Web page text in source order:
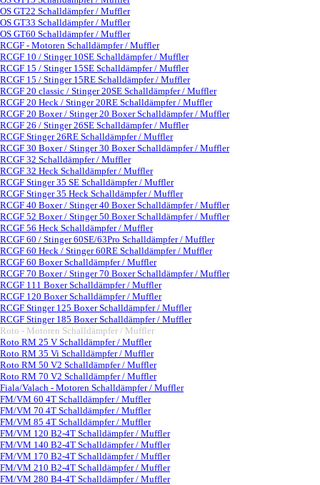
OS GT22 Schalldämpfer / Muffler
OS GT33 Schalldämpfer / Muffler
OS GT60 Schalldämpfer / Muffler
RCGF - Motoren Schalldämpfer / Muffler▼
RCGF 10 / Stinger 10SE Schalldämpfer / Muffler
RCGF 15 / Stinger 15SE Schalldämpfer / Muffler
RCGF 15 / Stinger 15RE Schalldämpfer / Muffler
RCGF 20 classic / Stinger 20SE Schalldämpfer / Muffler
RCGF 20 Heck / Stinger 20RE Schalldämpfer / Muffler
RCGF 20 Boxer / Stinger 20 Boxer Schalldämpfer / Muffler
RCGF 26 / Stinger 26SE Schalldämpfer / Muffler
RCGF Stinger 26RE Schalldämpfer / Muffler
RCGF 30 Boxer / Stinger 30 Boxer Schalldämpfer / Muffler
RCGF 32 Schalldämpfer / Muffler
RCGF 32 Heck Schalldämpfer / Muffler
RCGF Stinger 35 SE Schalldämpfer / Muffler
RCGF Stinger 35 Heck Schalldämpfer / Muffler
RCGF 40 Boxer / Stinger 40 Boxer Schalldämpfer / Muffler
RCGF 52 Boxer / Stinger 50 Boxer Schalldämpfer / Muffler
RCGF 56 Heck Schalldämpfer / Muffler
RCGF 60 / Stinger 60SE/63Pro Schalldämpfer / Muffler
RCGF 60 Heck / Stinger 60RE Schalldämpfer / Muffler
RCGF 60 Boxer Schalldämpfer / Muffler
RCGF 70 Boxer / Stinger 70 Boxer Schalldämpfer / Muffler
RCGF 111 Boxer Schalldämpfer / Muffler
RCGF 120 Boxer Schalldämpfer / Muffler
RCGF Stinger 125 Boxer Schalldämpfer / Muffler
RCGF Stinger 185 Boxer Schalldämpfer / Muffler
Roto - Motoren Schalldämpfer / Muffler
Roto RM 25 V Schalldämpfer / Muffler
Roto RM 35 Vi Schalldämpfer / Muffler
Roto RM 50 V2 Schalldämpfer / Muffler
Roto RM 70 V2 Schalldämpfer / Muffler
Fiala/Valach - Motoren Schalldämpfer / Muffler▼
FM/VM 60 4T Schalldämpfer / Muffler
FM/VM 70 4T Schalldämpfer / Muffler
FM/VM 85 4T Schalldämpfer / Muffler
FM/VM 120 B2-4T Schalldämpfer / Muffler
FM/VM 140 B2-4T Schalldämpfer / Muffler
FM/VM 170 B2-4T Schalldämpfer / Muffler
FM/VM 210 B2-4T Schalldämpfer / Muffler
FM/VM 280 B4-4T Schalldämpfer / Muffler